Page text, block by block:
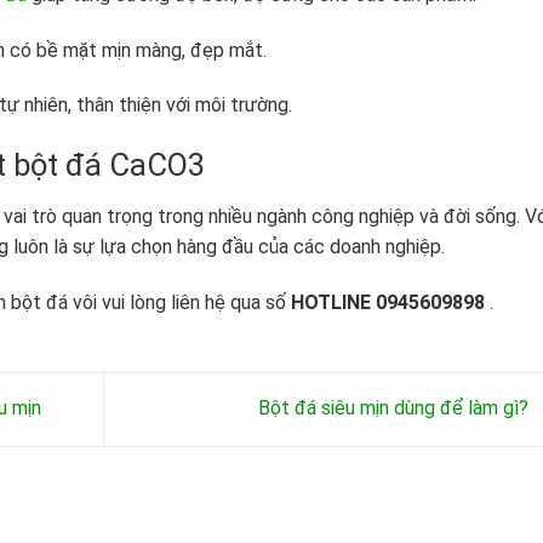
bề mặt mịn màng, đẹp mắt.
nhiên, thân thiện với môi trường.
đá CaCO3
trò quan trọng trong nhiều ngành công nghiệp và đời sống.
là sự lựa chọn hàng đầu của các doanh nghiệp.
đá vôi vui lòng liên hệ qua số HOTLINE 0945609898 .
mịn Bột đá siêu mịn dùng để làm gì?